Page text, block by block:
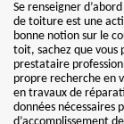
Se renseigner
de toiture est une
bonne notion sur le
toit, sachez que vous
prestataire
propre recherche en
en travaux de
données nécessaires